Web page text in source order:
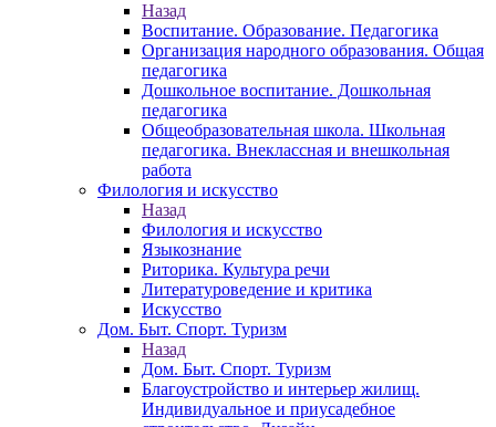
Назад
Воспитание. Образование. Педагогика
Организация народного образования. Общая
педагогика
Дошкольное воспитание. Дошкольная
педагогика
Общеобразовательная школа. Школьная
педагогика. Внеклассная и внешкольная
работа
Филология и искусство
Назад
Филология и искусство
Языкознание
Риторика. Культура речи
Литературоведение и критика
Искусство
Дом. Быт. Спорт. Туризм
Назад
Дом. Быт. Спорт. Туризм
Благоустройство и интерьер жилищ.
Индивидуальное и приусадебное